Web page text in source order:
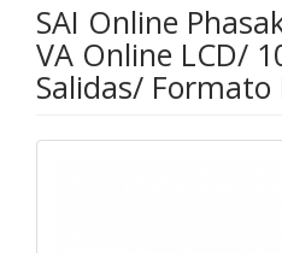
SAI Online
VA Online LCD/
Salidas/ Formato